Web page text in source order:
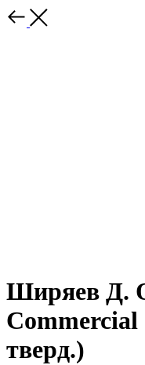
Ширяев Д.
тверд.)